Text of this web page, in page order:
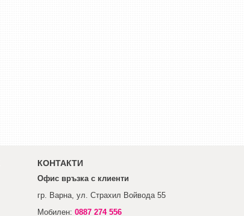
КОНТАКТИ
Офис връзка с клиенти
гр. Варна, ул. Страхил Войвода 55
Мобилен: 0887 274 556